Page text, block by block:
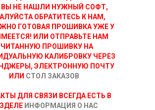
ВЫ НЕ НАШЛИ НУЖНЫЙ СОФТ,
ОБРАТИТЕСЬ К НАМ,
ГОТОВАЯ ПРОШИВКА УЖЕ У
ИЛИ ОТПРАВЬТЕ НАМ
ПРОШИВКУ НА
КАЛИБРОВКУ ЧЕРЕЗ
ЭЛЕКТРОННУЮ ПОЧТУ
ИЛИ СТОЛ ЗАКАЗОВ
ДЛЯ СВЯЗИ ВСЕГДА ЕСТЬ В
ИНФОРМАЦИЯ О НАС